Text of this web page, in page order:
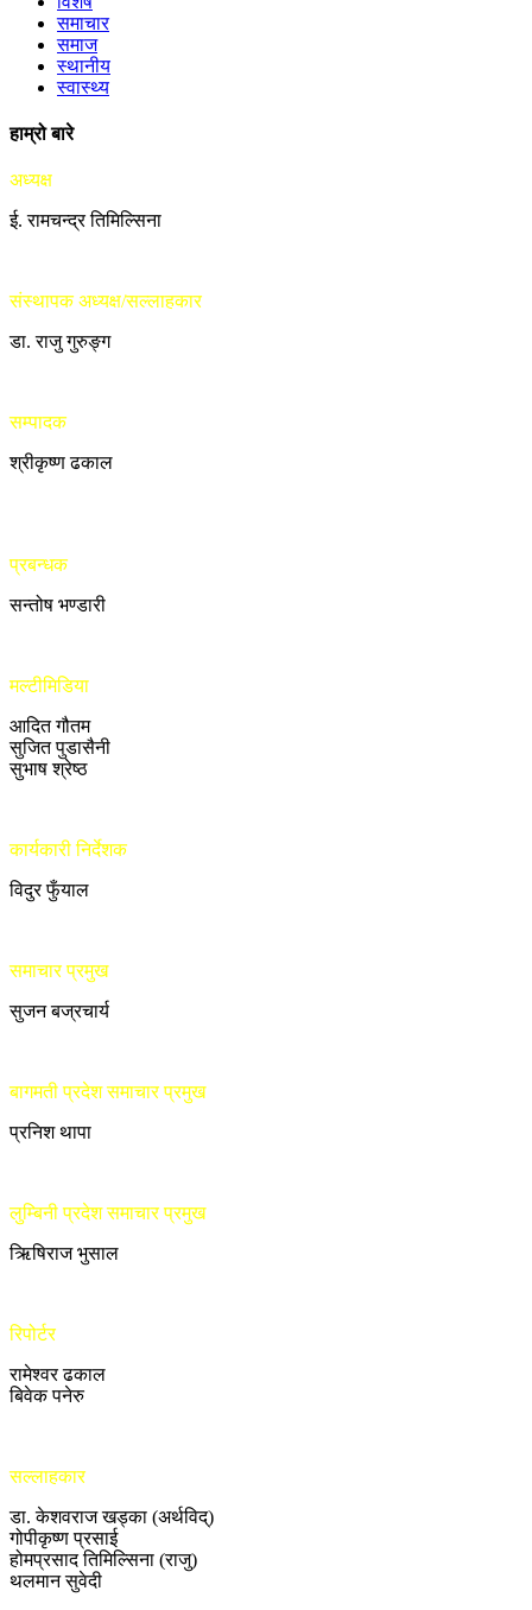
समाचार
समाज
स्थानीय
स्वास्थ्य
हाम्रो बारे
अध्यक्ष
ई. रामचन्द्र तिमिल्सिना
संस्थापक अध्यक्ष/सल्लाहकार
डा. राजु गुरुङ्ग
सम्पादक
श्रीकृष्ण ढकाल
प्रबन्धक
सन्तोष भण्डारी
मल्टीमिडिया
आदित गौतम
सुजित पुडासैनी
सुभाष श्रेष्ठ
कार्यकारी निर्देशक
विदुर फुँयाल
समाचार प्रमुख
सुजन बज्रचार्य
बागमती प्रदेश समाचार प्रमुख
प्रनिश थापा
लुम्बिनी प्रदेश समाचार प्रमुख
ऋिषिराज भुसाल
रिपोर्टर
रामेश्वर ढकाल
बिवेक पनेरु
सल्लाहकार
डा. केशवराज खड्का (अर्थविद्)
गोपीकृष्ण प्रसाई
होमप्रसाद तिमिल्सिना (राजु)
थलमान सुवेदी